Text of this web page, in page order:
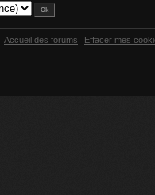
Accueil des forums Effacer mes